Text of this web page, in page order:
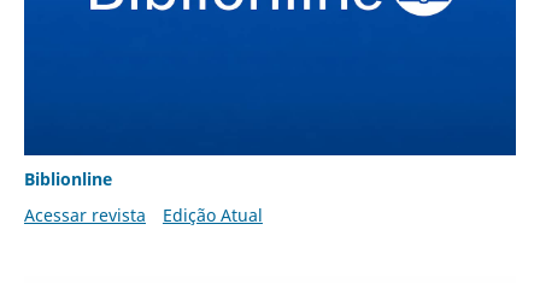
Biblionline
Acessar revista
Edição Atual